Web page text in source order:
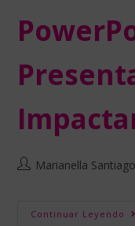
Marianella Santiago
Continuar Leyendo